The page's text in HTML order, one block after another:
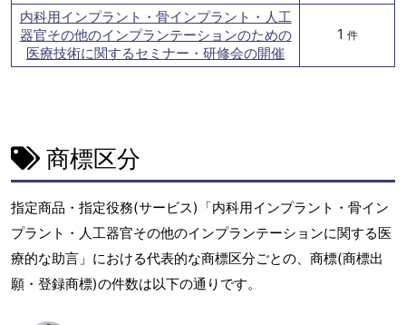
内科用インプラント・骨インプラント・人工
器官その他のインプランテーションのための
医療技術に関するセミナー・研修会の開催
1 件
商標区分
指定商品・指定役務(サービス)「内科用インプラント・骨イン
プラント・人工器官その他のインプランテーションに関する医
療的な助言」における代表的な商標区分ごとの、商標(商標出
願・登録商標)の件数は以下の通りです。